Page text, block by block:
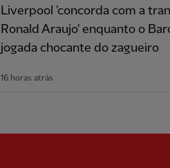
Liverpool 'concorda com a
Ronald Araujo' enquanto o
jogada chocante do zagueiro
16 horas atrás